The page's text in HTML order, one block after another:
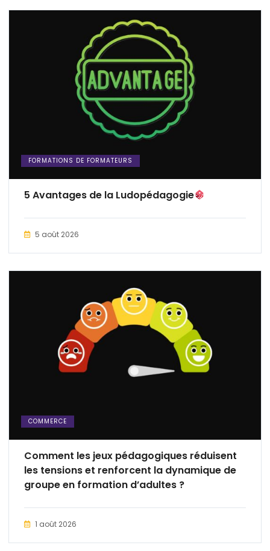
FORMATIONS DE FORMATEURS
5 Avantages de la Ludopédagogie
5 août 2026
COMMERCE
Comment les jeux pédagogiques réduisent
les tensions et renforcent la dynamique de
groupe en formation d’adultes ?
1 août 2026